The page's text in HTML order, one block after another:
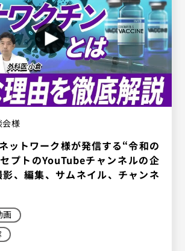
会様
ットワーク様が発信する“令和の
プトのYouTubeチャンネルの企
、編集、サムネイル、チャンネ
画